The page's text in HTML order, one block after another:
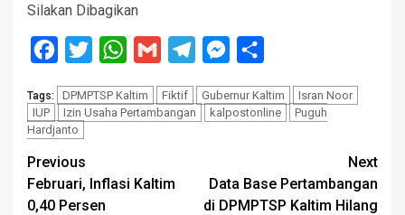
Silakan Dibagikan
Facebook
Twitter WhatsApp
Gmail TelegramMessenger
Tags: DPMPTSP Kaltim Fiktif Gubernur Kaltim
Isran Noor
IUP
Izin Usaha Pertambangan kalpostonline
Puguh
Hardjanto
Post
navigation
Previous
Februari, Inflasi Kaltim
0,40 Persen
Next
Data Base Pertambangan
di DPMPTSP Kaltim Hilang